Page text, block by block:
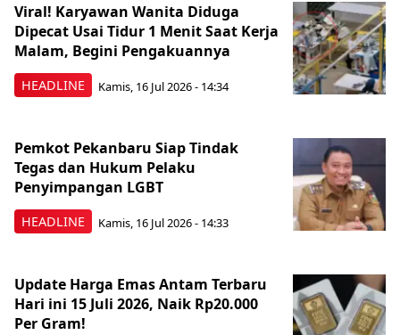
HEADLINE
Viral! Karyawan Wanita Diduga
Dipecat Usai Tidur 1 Menit Saat Kerja
Malam, Begini Pengakuannya
Kamis, 16 Jul 2026 - 14:34
HEADLINE
Pemkot Pekanbaru Siap Tindak
Tegas dan Hukum Pelaku
Penyimpangan LGBT
Kamis, 16 Jul 2026 - 14:33
Update Harga Emas Antam Terbaru
Hari ini 15 Juli 2026, Naik Rp20.000
Per Gram!